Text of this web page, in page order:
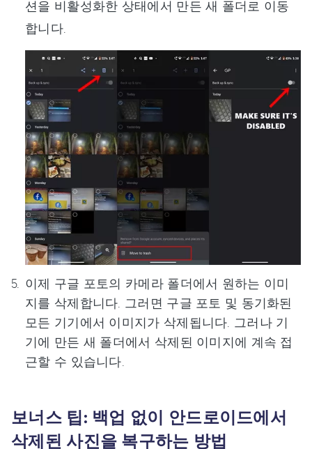
션을 비활성화한 상태에서 만든 새 폴더로 이동
합니다.
이제 구글 포토의 카메라 폴더에서 원하는 이미
지를 삭제합니다. 그러면 구글 포토 및 동기화된
모든 기기에서 이미지가 삭제됩니다. 그러나 기
기에 만든 새 폴더에서 삭제된 이미지에 계속 접
근할 수 있습니다.
보너스 팁: 백업 없이 안드로이드에서
삭제된 사진을 복구하는 방법